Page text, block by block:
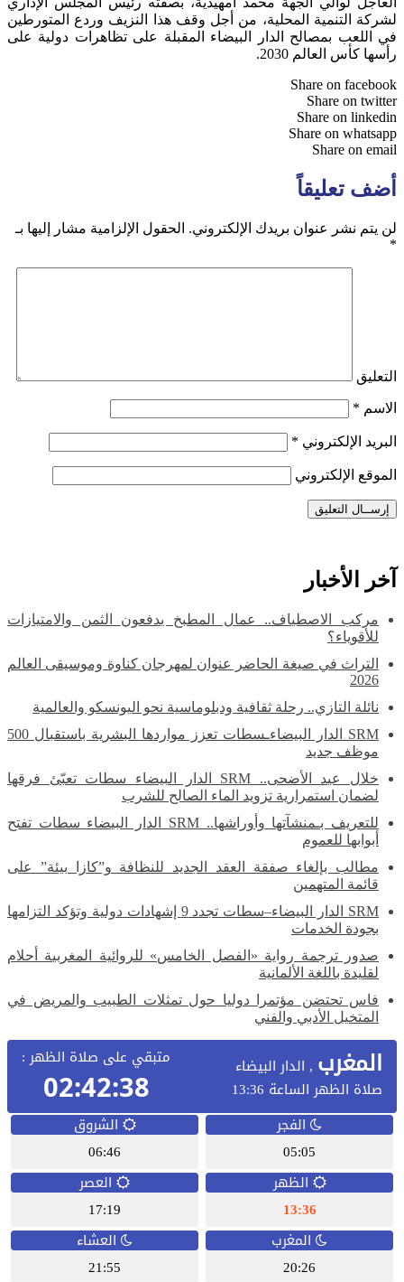
التنمية المحلية، من أجل وقف هذا النزيف وردع المتورطين
اللعب بمصالح الدار البيضاء المقبلة على تظاهرات دولية على
كأس العالم 2030.
Share on
Share on
Share on
Share on
Share on
تعليقاً
يتم نشر عنوان بريدك الإلكتروني. الحقول الإلزامية مشار إليها بـ
*
الإلكتروني *
الإلكتروني
الأخبار
مركب الاصطياف.. عمال المطبخ يدفعون الثمن والامتيازات
للأقوياء؟
التراث في صيغة الحاضر عنوان لمهرجان كناوة وموسيقى العالم
2026
نائلة التازي.. رحلة ثقافية ودبلوماسية نحو اليونسكو والعالمية
SRM الدار البيضاءـسطات تعزز مواردها البشرية باستقبال 500
موظف جديد
خلال عيد الأضحى.. SRM الدار البيضاء سطات تعبّئ فرقها
لضمان استمرارية تزويد الماء الصالح للشرب
للتعريف بـمنشآتها وأوراشها.. SRM الدار البيضاء سطات تفتح
أبوابها للعموم
مطالب بإلغاء صفقة العقد الجديد للنظافة و”كازا بيئة” على
قائمة المتهمين
SRM الدار البيضاء–سطات تجدد 9 إشهادات دولية وتؤكد التزامها
بجودة الخدمات
صدور ترجمة رواية «الفصل الخامس» للروائية المغربية أحلام
لقليدة باللغة الألمانية
فاس تحتضن مؤتمرا دوليا حول تمثلات الطبيب والمريض في
المتخيل الأدبي والفني